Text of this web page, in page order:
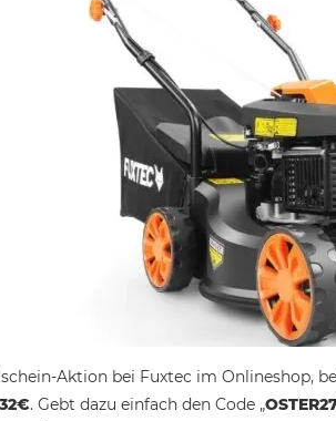
Aktion bei Fuxtec im Onlineshop,
. Gebt dazu einfach den Code „